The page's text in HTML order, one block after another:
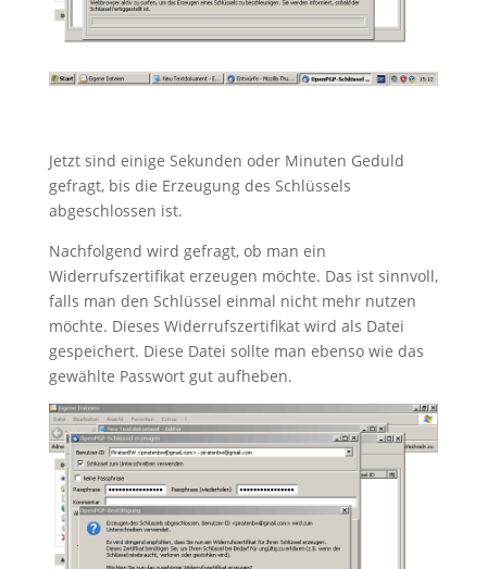
Jetzt sind einige Sekunden oder Minuten Geduld
gefragt, bis die Erzeugung des Schlüssels
abgeschlossen ist.
Nachfolgend wird gefragt, ob man ein
Widerrufszertifikat erzeugen möchte. Das ist sinnvoll,
falls man den Schlüssel einmal nicht mehr nutzen
möchte. Dieses Widerrufszertifikat wird als Datei
gespeichert. Diese Datei sollte man ebenso wie das
gewählte Passwort gut aufheben.